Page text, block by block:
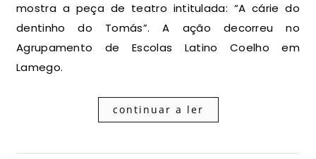
mostra a peça de teatro intitulada: “A cárie do
dentinho do Tomás”. A ação decorreu no
Agrupamento de Escolas Latino Coelho em
Lamego.
continuar a ler